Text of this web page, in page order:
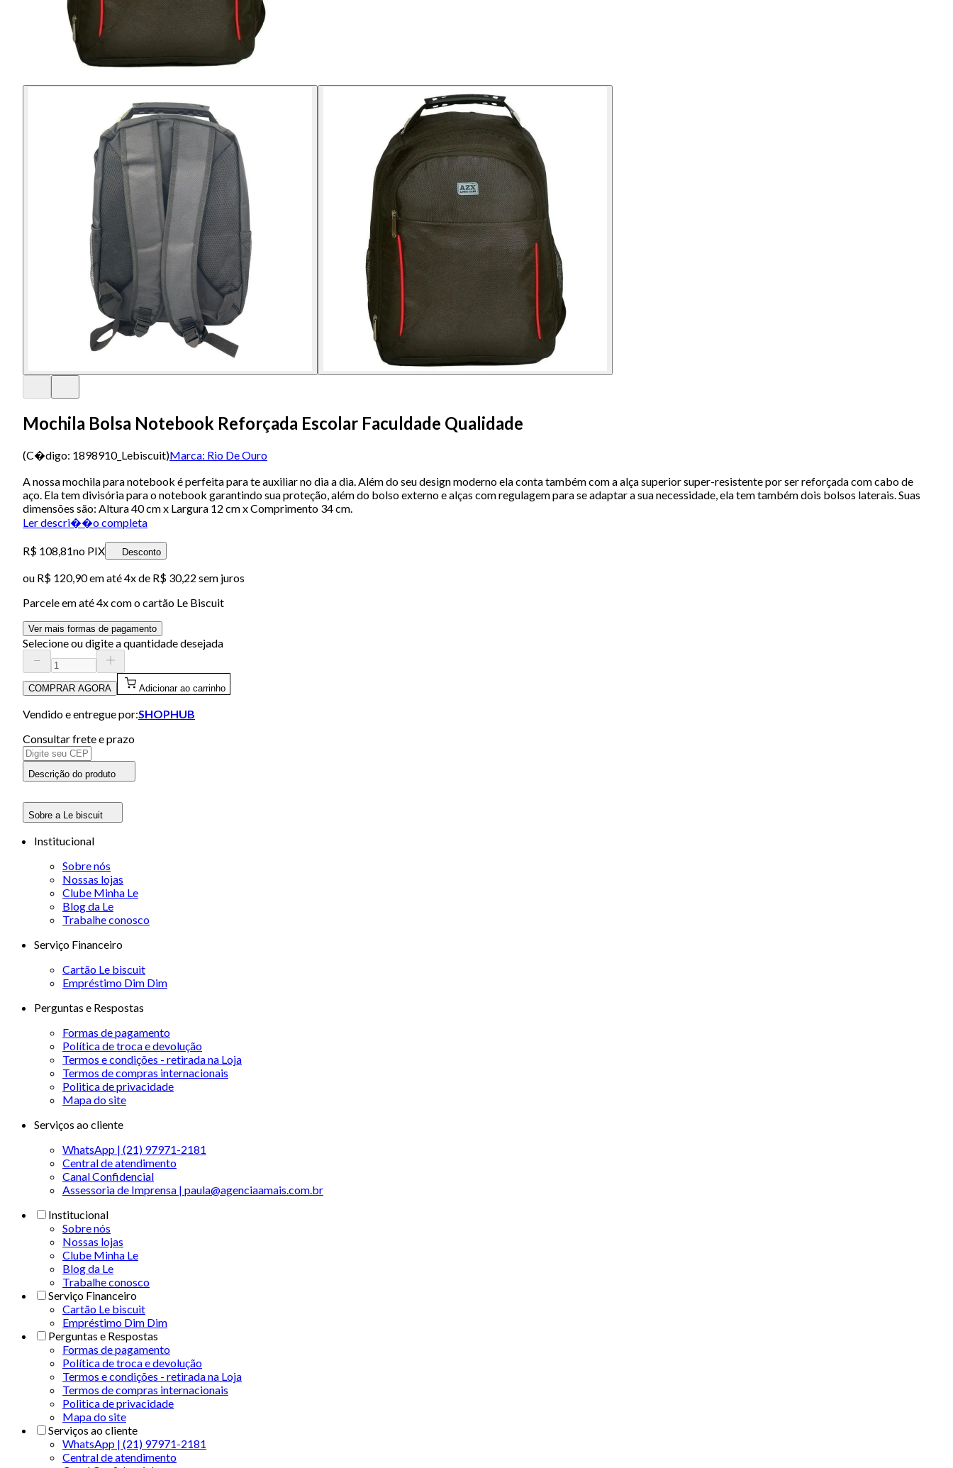
Mochila Bolsa Notebook Reforçada Escolar Faculdade Qualidade
(C�digo: 1898910_Lebiscuit)Marca: Rio De Ouro
A nossa mochila para notebook é perfeita para te auxiliar no dia a dia. Além do seu design moderno ela conta também com a alça superior super-resistente por ser reforçada com cabo de
aço. Ela tem divisória para o notebook garantindo sua proteção, além do bolso externo e alças com regulagem para se adaptar a sua necessidade, ela tem também dois bolsos laterais. Suas
dimensões são: Altura 40 cm x Largura 12 cm x Comprimento 34 cm.
Ler descri��o completa
R$ 108,81no PIX Desconto
ou R$ 120,90em até4x de R$ 30,22 sem juros
Parcele em até4x com o cartão Le Biscuit
Ver mais formas de pagamento
Selecione ou digite a quantidade desejada
COMPRAR AGORA Adicionar ao carrinho
Vendido e entregue por:SHOPHUB
Consultar frete e prazo
Descrição do produto
Sobre a Le biscuit
Institucional
Sobre nós
Nossas lojas
Clube Minha Le
Blog da Le
Trabalhe conosco
Serviço Financeiro
Cartão Le biscuit
Empréstimo Dim Dim
Perguntas e Respostas
Formas de pagamento
Política de troca e devolução
Termos e condições - retirada na Loja
Termos de compras internacionais
Politica de privacidade
Mapa do site
Serviços ao cliente
WhatsApp | (21) 97971-2181
Central de atendimento
Canal Confidencial
Assessoria de Imprensa | paula@agenciaamais.com.br
Institucional
Sobre nós
Nossas lojas
Clube Minha Le
Blog da Le
Trabalhe conosco
Serviço Financeiro
Cartão Le biscuit
Empréstimo Dim Dim
Perguntas e Respostas
Formas de pagamento
Política de troca e devolução
Termos e condições - retirada na Loja
Termos de compras internacionais
Politica de privacidade
Mapa do site
Serviços ao cliente
WhatsApp | (21) 97971-2181
Central de atendimento